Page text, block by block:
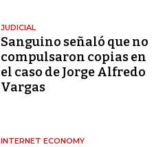
JUDICIAL
Sanguino señaló que no
compulsaron copias en
el caso de Jorge Alfredo
Vargas
INTERNET ECONOMY